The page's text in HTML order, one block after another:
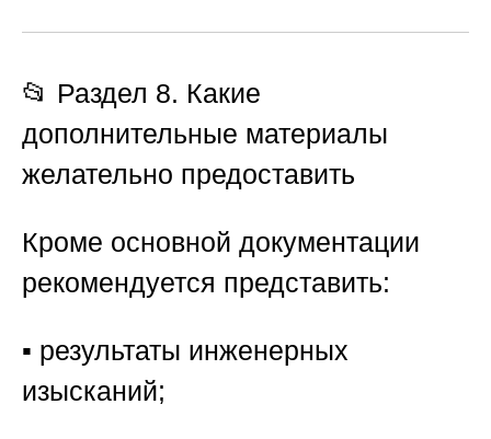
📂 Раздел 8. Какие
дополнительные материалы
желательно предоставить
Кроме основной документации
рекомендуется представить:
▪️ результаты инженерных
изысканий;